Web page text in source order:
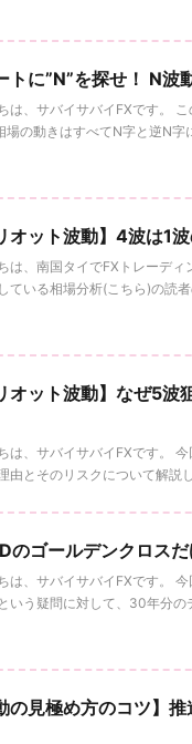
トに”N”を探せ！ N波
は、サバイサバイFXです。
の動きはすべてN字と逆N字
オット波動】4波は1
は、南国タイでFXトレーデ
ている相場分析(こちら)の読
オット波動】なぜ5
は、サバイサバイFXです。
由とそのリスクについて解説
のゴールデンクロス
は、サバイサバイFXです。
いう疑問に対して、30年分の
の見極め方のコツ】